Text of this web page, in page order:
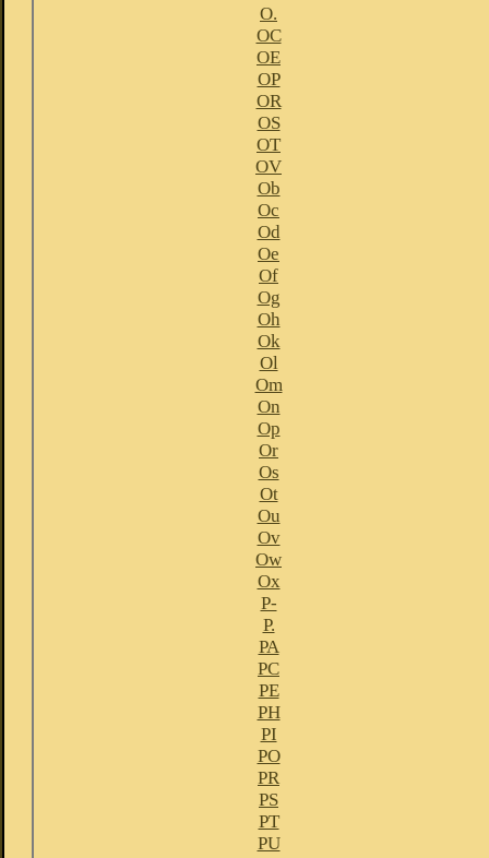
O.
OC
OE
OP
OR
OS
OT
OV
Ob
Oc
Od
Oe
Of
Og
Oh
Ok
Ol
Om
On
Op
Or
Os
Ot
Ou
Ov
Ow
Ox
P-
P.
PA
PC
PE
PH
PI
PO
PR
PS
PT
PU